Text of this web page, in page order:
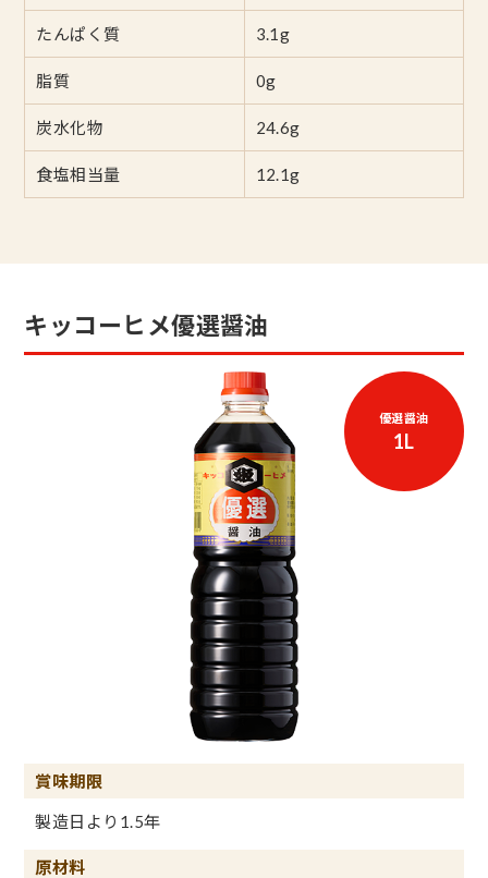
たんぱく質 3.1g
脂質 0g
炭水化物 24.6g
食塩相当量 12.1g
キッコーヒメ優選醤油
優選醤油
1L
賞味期限
製造日より1.5年
原材料